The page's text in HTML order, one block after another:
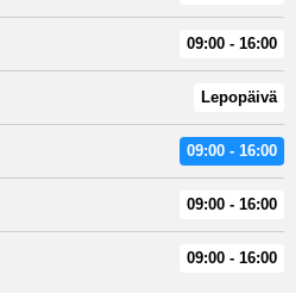
09:00 - 16:00
Lepopäivä
09:00 - 16:00
09:00 - 16:00
09:00 - 16:00